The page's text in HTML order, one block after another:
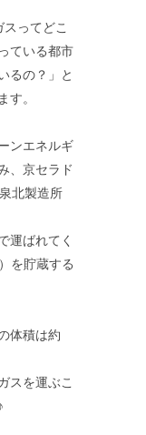
ってどこ
ている都市
るの？」と
す。
ンエネルギ
、京セラド
北製造所
運ばれてく
を貯蔵する
体積は約
スを運ぶこ